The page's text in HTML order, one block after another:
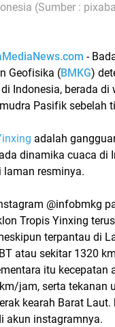
(Sumber :
-
Geofisika (BMKG)
di Indonesia, berada di
Pasifik sebelah
adalah
dinamika cuaca di
laman resminya.
@infobmkg
Tropis Yinxing
terpantau di
atau sekitar 1320
itu kecepatan
jam, serta tekanan
kearah Barat Laut.
akun instagramnya.